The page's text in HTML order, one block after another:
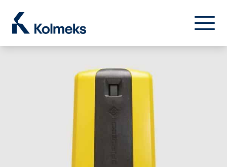
菜单
关闭